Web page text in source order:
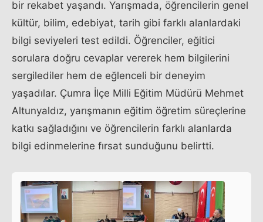
bir rekabet yaşandı. Yarışmada, öğrencilerin genel
kültür, bilim, edebiyat, tarih gibi farklı alanlardaki
bilgi seviyeleri test edildi. Öğrenciler, eğitici
sorulara doğru cevaplar vererek hem bilgilerini
sergilediler hem de eğlenceli bir deneyim
yaşadılar. Çumra İlçe Milli Eğitim Müdürü Mehmet
Altunyaldız, yarışmanın eğitim öğretim süreçlerine
katkı sağladığını ve öğrencilerin farklı alanlarda
bilgi edinmelerine fırsat sunduğunu belirtti.